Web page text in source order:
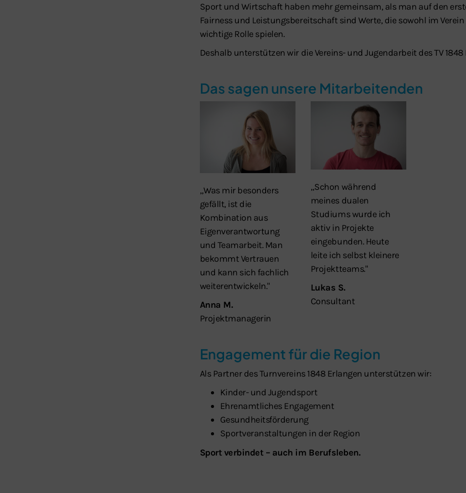
Sport und Wirtschaft haben mehr gemeinsam, als man auf den
Fairness und Leistungsbereitschaft sind Werte, die sowohl im
wichtige Rolle spielen.
Deshalb unterstützen wir die Vereins- und Jugendarbeit des TV
Das sagen unsere Mitarbeitenden
„Was mir besonders
gefällt, ist die
Kombination aus
Eigenverantwortung
und Teamarbeit. Man
bekommt Vertrauen
und kann sich fachlich
weiterentwickeln."
Anna M.
Projektmanagerin
„Schon während
meines dualen
Studiums wurde ich
aktiv in Projekte
eingebunden. Heute
leite ich selbst kleinere
Projektteams."
Lukas S.
Consultant
Engagement für die Region
Als Partner des Turnvereins 1848 Erlangen unterstützen wir:
Kinder- und Jugendsport
Ehrenamtliches Engagement
Gesundheitsförderung
Sportveranstaltungen in der Region
Sport verbindet – auch im Berufsleben.